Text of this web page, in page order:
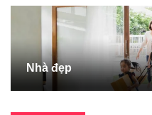
Nhà đẹp